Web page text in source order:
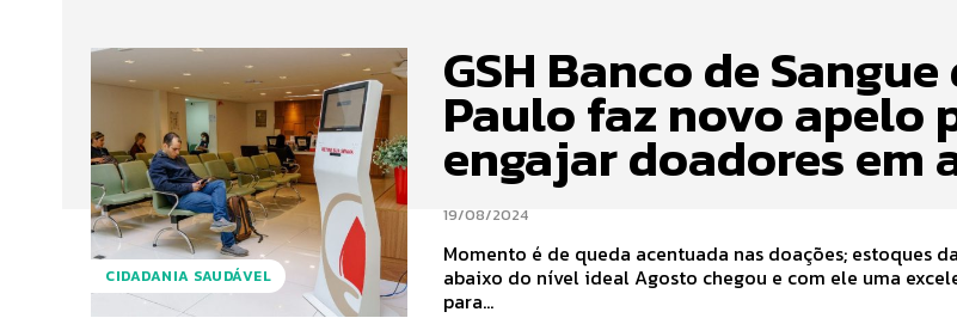
CIDADANIA SAUDÁVEL
GSH Banco de Sangue
Paulo faz novo apelo
engajar doadores em
19/08/2024
Momento é de queda acentuada nas doações; estoques
abaixo do nível ideal Agosto chegou e com ele uma excelente oportunidade
para...